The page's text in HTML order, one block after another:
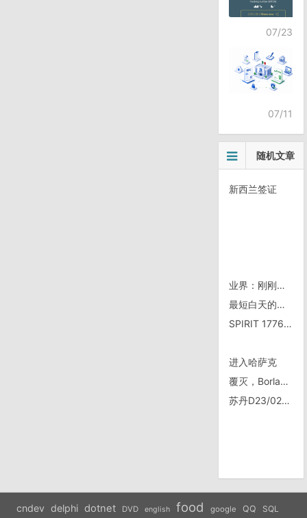
07/23
07/11
随机文章
新西兰签证
业界：刚刚才看到 Google 推出的本地搜索服务
最短白天的日出
SPIRIT 1776-1976
进入哈萨克
覆灭，Borland 王朝
苏丹D23/0225
cndev delphi dotnet DVD english food google QQ SQL